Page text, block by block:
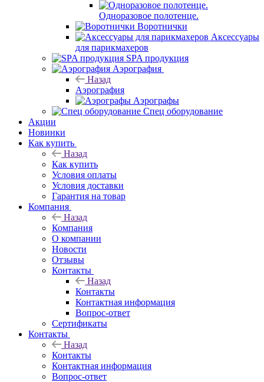
Одноразовое полотенце.
Воротнички
Аксессуары
для парикмахеров
SPA продукция
Аэрография
Назад
Аэрография
Аэрографы
Спец оборудование
Акции
Новинки
Как купить
Назад
Как купить
Условия оплаты
Условия доставки
Гарантия на товар
Компания
Назад
Компания
О компании
Новости
Отзывы
Контакты
Назад
Контакты
Контактная информация
Вопрос-ответ
Сертификаты
Контакты
Назад
Контакты
Контактная информация
Вопрос-ответ